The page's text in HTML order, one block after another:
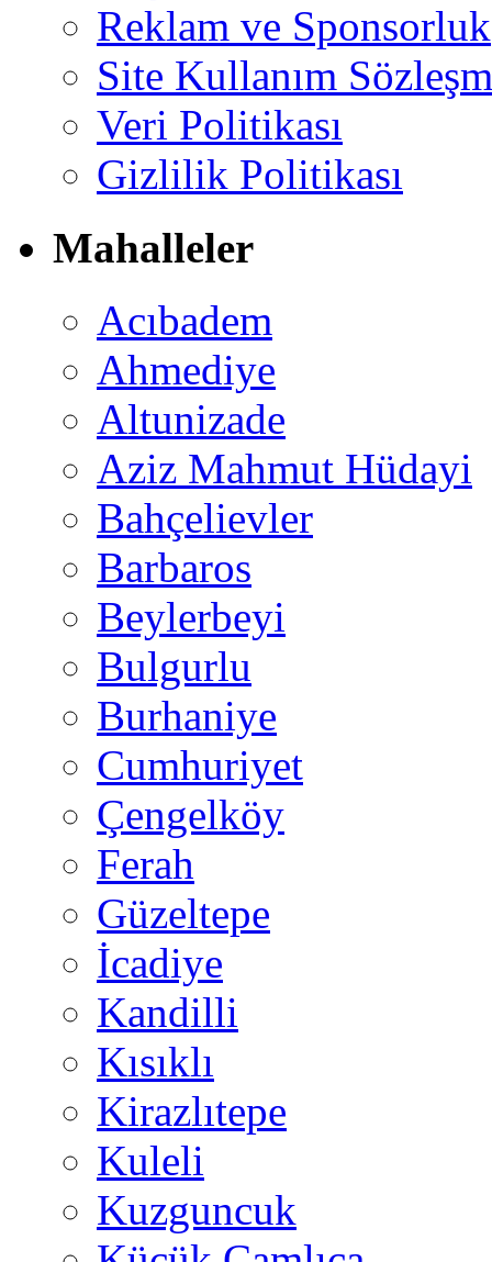
Reklam ve Sponsorluk
Site Kullanım
Veri Politikası
Gizlilik Politikası
Mahalleler
Acıbadem
Ahmediye
Altunizade
Aziz Mahmut Hüdayi
Bahçelievler
Barbaros
Beylerbeyi
Bulgurlu
Burhaniye
Cumhuriyet
Çengelköy
Ferah
Güzeltepe
İcadiye
Kandilli
Kısıklı
Kirazlıtepe
Kuleli
Kuzguncuk